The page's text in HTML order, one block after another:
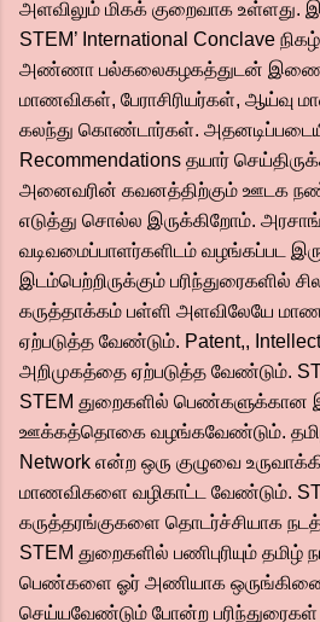
அளவிலும் மிகக் குறைவாக உள்ளது.
STEM’ International Conclave
அண்ணா பல்கலைகழகத்துடன்
மாணவிகள், பேராசிரியர்கள், ஆய்வு
கலந்து கொண்டார்கள்.
Recommendations தயார்
அனைவரின் கவனத்திற்கும் ஊடக
எடுத்து சொல்ல இருக்கிறோம்.
வடிவமைப்பாளர்களிடம் வழங்கப்பட
இடம்பெற்றிருக்கும் பரிந்துரைகளில்
கருத்தாக்கம் பள்ளி அளவிலேயே
ஏற்படுத்த வேண்டும். Patent,,
அறிமுகத்தை ஏற்படுத்த வேண்டும்.
STEM துறைகளில் பெண்களுக்கான
ஊக்கத்தொகை வழங்கவேண்டும்.
Network என்ற ஒரு குழுவை
மாணவிகளை வழிகாட்ட வேண்டும்.
கருத்தரங்குகளை தொடர்ச்சியாக
STEM துறைகளில் பணிபுரியும் தமிழ்
பெண்களை ஓர் அணியாக
செய்யவேண்டும் போன்ற